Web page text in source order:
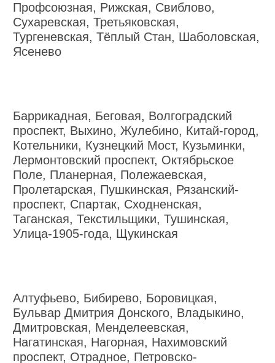
Профсоюзная, Рижская, Свиблово,
Сухаревская, Третьяковская,
Тургеневская, Тёплый Стан, Шаболовская,
Ясенево
Баррикадная, Беговая, Волгоградский
проспект, Выхино, Жулебино, Китай-город,
Котельники, Кузнецкий Мост, Кузьминки,
Лермонтовский проспект, Октябрьское
Поле, Планерная, Полежаевская,
Пролетарская, Пушкинская, Рязанский-
проспект, Спартак, Сходненская,
Таганская, Текстильщики, Тушинская,
Улица-1905-года, Щукинская
Алтуфьево, Бибирево, Боровицкая,
Бульвар Дмитрия Донского, Владыкино,
Дмитровская, Менделеевская,
Нагатинская, Нагорная, Нахимовский
проспект, Отрадное, Петровско-